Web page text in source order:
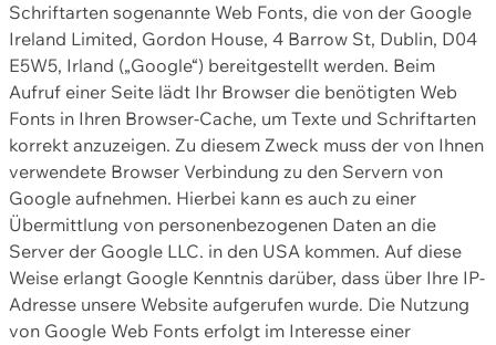
Schriftarten sogenannte Web Fonts, die von der Google
Ireland Limited, Gordon House, 4 Barrow St, Dublin, D04
E5W5, Irland („Google“) bereitgestellt werden. Beim
Aufruf einer Seite lädt Ihr Browser die benötigten Web
Fonts in Ihren Browser-Cache, um Texte und Schriftarten
korrekt anzuzeigen. Zu diesem Zweck muss der von Ihnen
verwendete Browser Verbindung zu den Servern von
Google aufnehmen. Hierbei kann es auch zu einer
Übermittlung von personenbezogenen Daten an die
Server der Google LLC. in den USA kommen. Auf diese
Weise erlangt Google Kenntnis darüber, dass über Ihre IP-
Adresse unsere Website aufgerufen wurde. Die Nutzung
von Google Web Fonts erfolgt im Interesse einer